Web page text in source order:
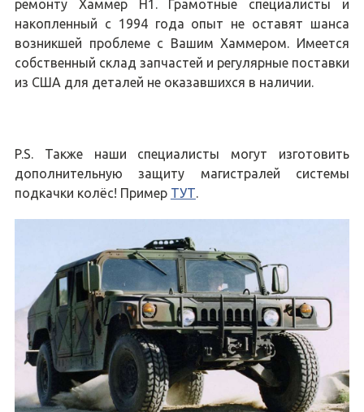
ремонту Хаммер H1. Грамотные специалисты и
накопленный с 1994 года опыт не оставят шанса
возникшей проблеме с Вашим Хаммером. Имеется
собственный склад запчастей и регулярные поставки
из США для деталей не оказавшихся в наличии.
P.S. Также наши специалисты могут изготовить
дополнительную защиту магистралей системы
подкачки колёс! Пример ТУТ.